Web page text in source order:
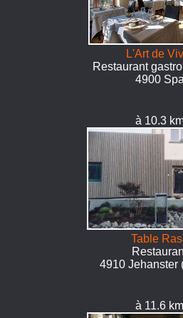
L'Art de
Restaurant
4900 Spa
à 10.3
Table
4910 Jehanster
à 11.6 km